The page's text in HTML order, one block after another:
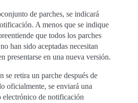
de parches, se indicará
A menos que se indique
que todos los parches
han sido aceptadas necesitan
presentarse en una nueva versión.
se retira un parche después de
oficialmente, se enviará una
electrónico de notificación